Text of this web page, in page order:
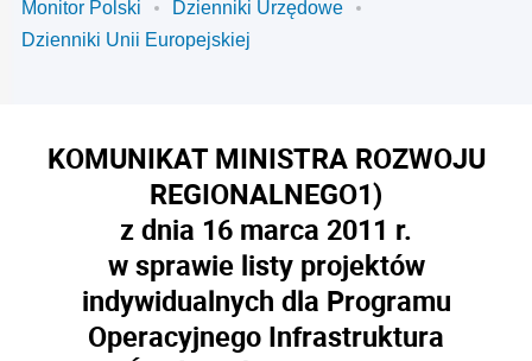
Monitor Polski
Dzienniki Urzędowe
Dzienniki Unii Europejskiej
KOMUNIKAT MINISTRA ROZWOJU
REGIONALNEGO1)
z dnia 16 marca 2011 r.
w sprawie listy projektów
indywidualnych dla Programu
Operacyjnego Infrastruktura